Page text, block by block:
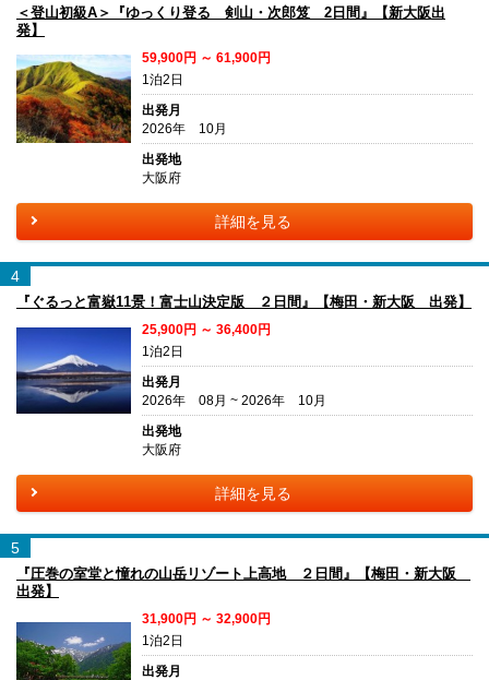
＜登山初級A＞『ゆっくり登る 剣山・次郎笈 2日間』【新大阪出
発】
59,900円 ～ 61,900円
1泊2日
出発月
2026年 10月
出発地
大阪府
詳細を見る
4
『ぐるっと富嶽11景！富士山決定版 ２日間』【梅田・新大阪 出発】
25,900円 ～ 36,400円
1泊2日
出発月
2026年 08月 ~ 2026年 10月
出発地
大阪府
詳細を見る
5
『圧巻の室堂と憧れの山岳リゾート上高地 ２日間』【梅田・新大阪
出発】
31,900円 ～ 32,900円
1泊2日
出発月